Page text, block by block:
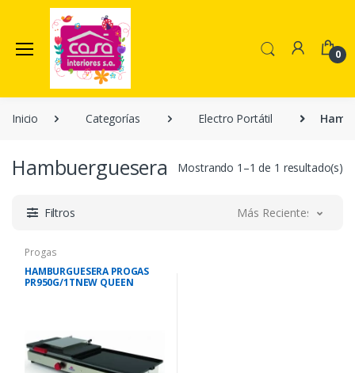
0
Inicio Categorías Electro Portátil
Hambuerguesera Mostrando 1–1 de 1 resultado(s)
Filtros Más Recientes
Progas
HAMBURGUESERA PROGAS
PR950G/1TNEW QUEEN